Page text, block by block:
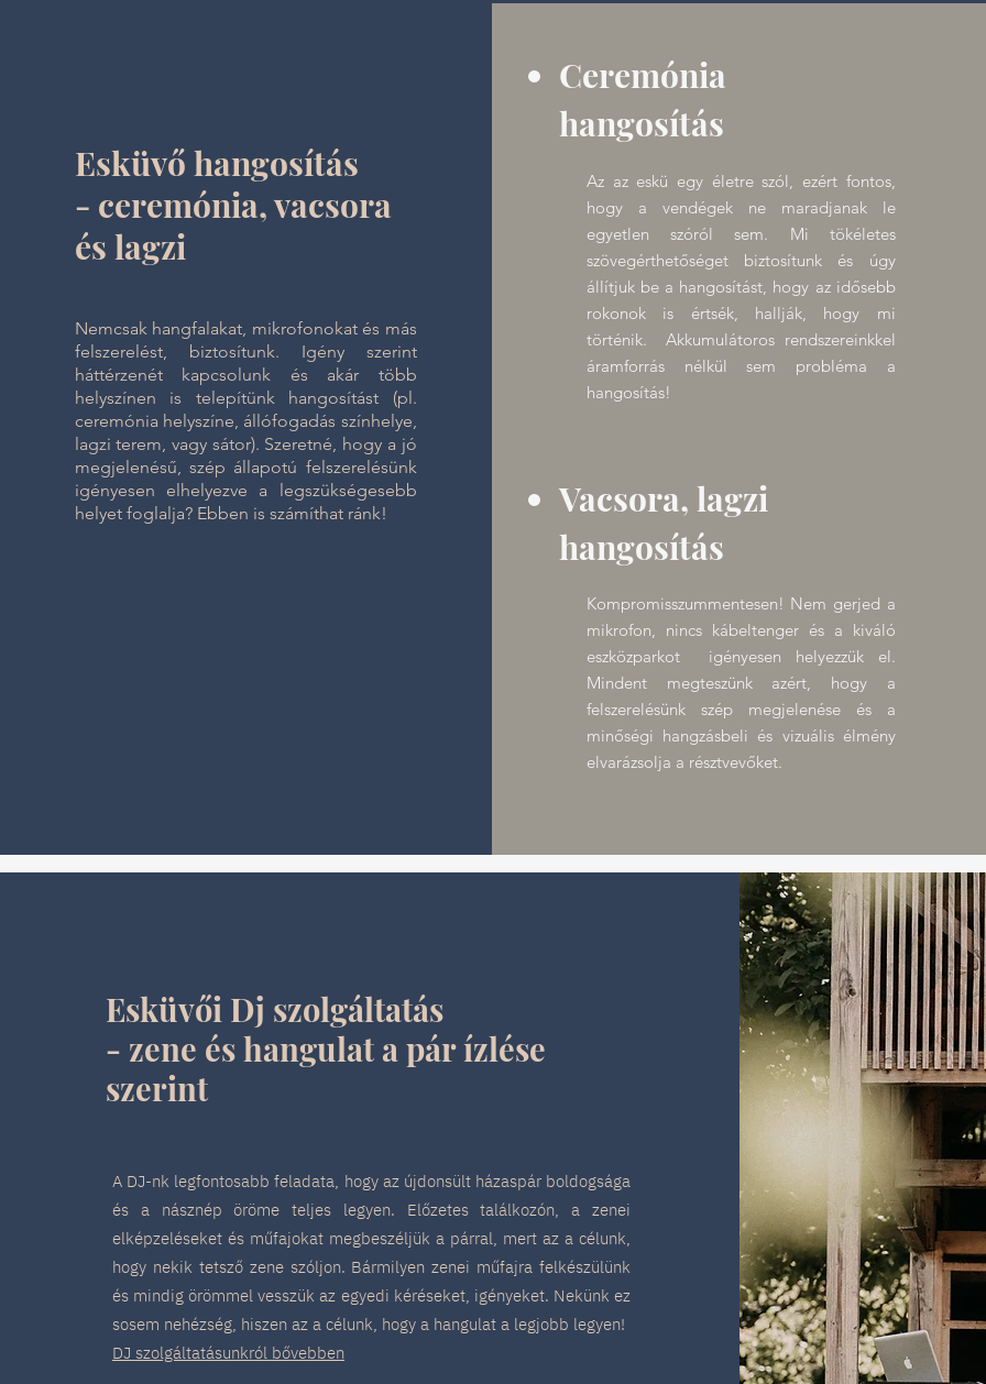
Esküvő hangosítás
- ceremónia, vacsora
és lagzi
Nemcsak hangfalakat, mikrofonokat és más
felszerelést, biztosítunk. Igény szerint
háttérzenét kapcsolunk és akár több
helyszínen is telepítünk hangosítást (pl.
ceremónia helyszíne, állófogadás színhelye,
lagzi terem, vagy sátor). Szeretné, hogy a jó
megjelenésű, szép állapotú felszerelésünk
igényesen elhelyezve a legszükségesebb
helyet foglalja? Ebben is számíthat ránk!
Ceremónia
hangosítás
Az az eskü egy életre szól, ezért fontos,
hogy a vendégek ne maradjanak le
egyetlen szóról sem. Mi tökéletes
szövegérthetőséget biztosítunk és úgy
állítjuk be a hangosítást, hogy az idősebb
rokonok is értsék, hallják, hogy mi
történik. Akkumulátoros rendszereinkkel
áramforrás nélkül sem probléma a
hangosítás!
Vacsora, lagzi
hangosítás
Kompromisszummentesen! Nem gerjed a
mikrofon, nincs kábeltenger és a kiváló
eszközparkot igényesen helyezzük el.
Mindent megteszünk azért, hogy a
felszerelésünk szép megjelenése és a
minőségi hangzásbeli és vizuális élmény
elvarázsolja a résztvevőket.
Esküvői Dj szolgáltatás
- zene és hangulat a pár ízlése
szerint
A DJ-nk legfontosabb feladata, hogy az újdonsült házaspár boldogsága
és a násznép öröme teljes legyen. Előzetes találkozón, a zenei
elképzeléseket és műfajokat megbeszéljük a párral, mert az a célunk,
hogy nekik tetsző zene szóljon. Bármilyen zenei műfajra felkészülünk
és mindig örömmel vesszük az egyedi kéréseket, igényeket. Nekünk ez
sosem nehézség, hiszen az a célunk, hogy a hangulat a legjobb legyen!
DJ szolgáltatásunkról bővebben